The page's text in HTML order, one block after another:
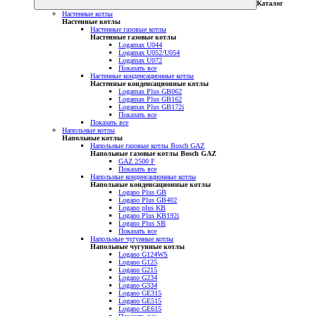
Каталог
Настенные котлы
Настенные котлы
Настенные газовые котлы
Настенные газовые котлы
Logamax U044
Logamax U052/U054
Logamax U072
Показать все
Настенные конденсационные котлы
Настенные конденсационные котлы
Logamax Plus GB062
Logamax Plus GB162
Logamax Plus GB172i
Показать все
Показать все
Напольные котлы
Напольные котлы
Напольные газовые котлы Bosch GAZ
Напольные газовые котлы Bosch GAZ
GAZ 2500 F
Показать все
Напольные конденсационные котлы
Напольные конденсационные котлы
Logano Plus GB
Logano Plus GB402
Logano plus KB
Logano Plus KB192i
Logano Plus SB
Показать все
Напольные чугунные котлы
Напольные чугунные котлы
Logano G124WS
Logano G125
Logano G215
Logano G234
Logano G334
Logano GE315
Logano GE515
Logano GE615